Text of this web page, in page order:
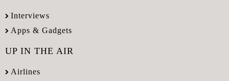
Interviews
Apps & Gadgets
UP IN THE AIR
Airlines